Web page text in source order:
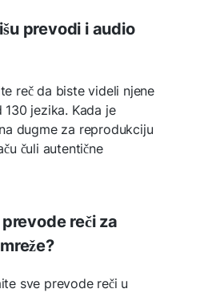
prevodi i audio
reč da biste videli njene
jezika. Kada je
dugme za reprodukciju
čuli autentične
reči za
sve prevode reči u